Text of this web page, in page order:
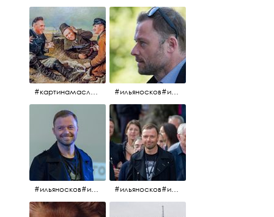
#картинамаслом #картина #охотники#хорошеенастроение #aplgallery #ильяносков#ильяносков2016#очеммолчатфранцузы #санктпетербург #кино#фильфильфильм @ilya_noskov_official
#ильяносков#ильяносков_главныйгерой #санктпетербург #ленфильм# @ilya_noskov_official #контрибуция#очеммолчатфранцузы#эдуардпичугин #ильяносков#ильяносков_главныйгерой @ilya_noskov_official #очеммолчатфранцузы#очёммолчатфранцузы